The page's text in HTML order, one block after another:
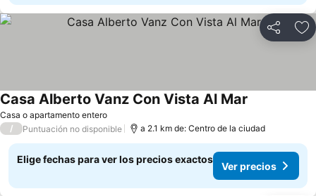
Compartir
Casa o apartamento entero
Casa Alberto Vanz Con Vista Al Mar
/ Puntuación no disponible a 2.1 km de: Centro de la ciudad
Elige fechas para ver los precios exactos
Ver precios